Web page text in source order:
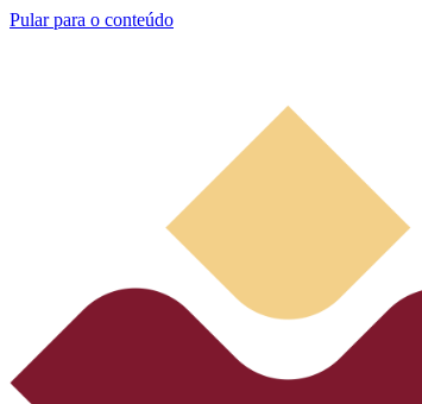
Pular para o conteúdo